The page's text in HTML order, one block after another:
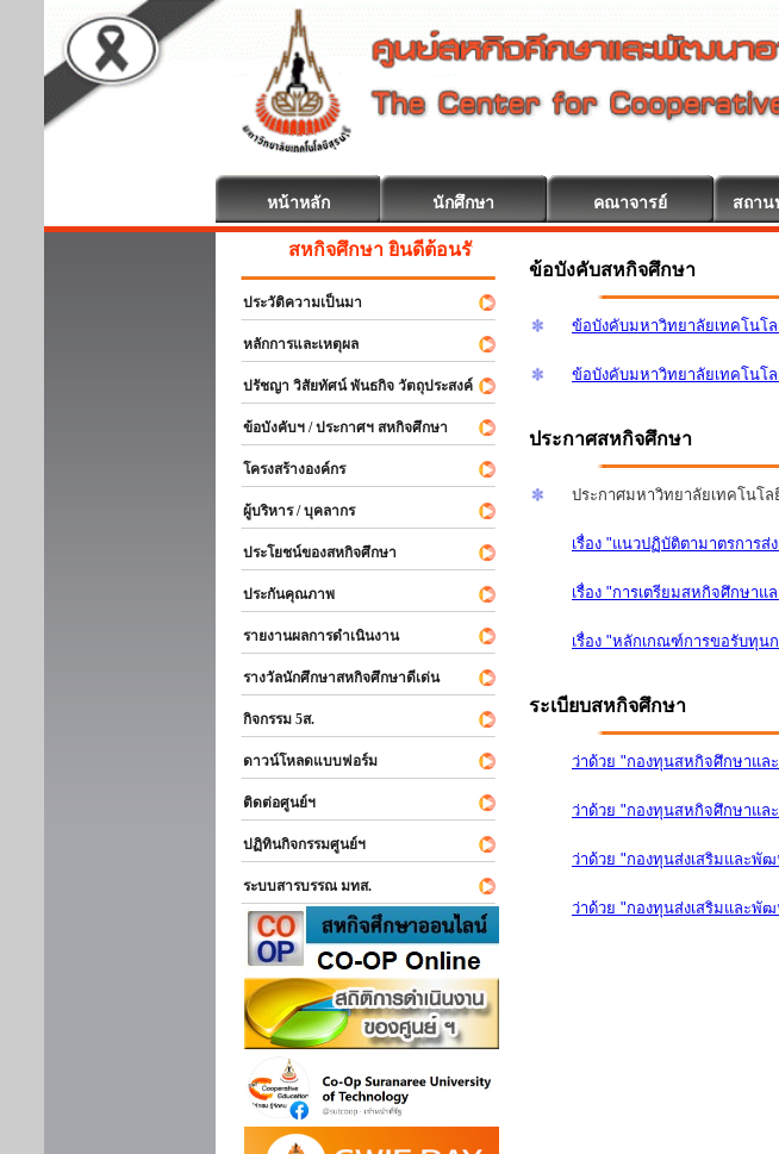
หน้าหลัก นักศึกษา คณาจารย์ สถาน
สหกิจศึกษา ยินดีต้อนรับ
ประวัติความเป็นมา
หลักการและเหตุผล
ปรัชญา วิสัยทัศน์ พันธกิจ วัตถุประสงค์
ข้อบังคับฯ / ประกาศฯ สหกิจศึกษา
โครงสร้างองค์กร
ผู้บริหาร / บุคลากร
ประโยชน์ของสหกิจศึกษา
ประกันคุณภาพ
รายงานผลการดำเนินงาน
รางวัลนักศึกษาสหกิจศึกษาดีเด่น
กิจกรรม 5ส.
ดาวน์โหลดแบบฟอร์ม
ติดต่อศูนย์ฯ
ปฏิทินกิจกรรมศูนย์ฯ
ระบบสารบรรณ มทส.
ข้อบังคับสหกิจศึกษา
ข้อบังคับมหาวิทยาลัยเทคโน
ข้อบังคับมหาวิทยาลัยเทคโน
ประกาศสหกิจศึกษา
ประกาศมหาวิทยาลัยเทคโนโล
เรื่อง "แนวปฏิบัติตามาตรการส่
เรื่อง "การเตรียมสหกิจศึกษา
เรื่อง "หลักเกณฑ์การขอรับทุน
ระเบียบสหกิจศึกษา
ว่าด้วย "กองทุนสหกิจศึกษาแล
ว่าด้วย "กองทุนสหกิจศึกษาแล
ว่าด้วย "กองทุนส่งเสริมและพั
ว่าด้วย "กองทุนส่งเสริมและพั